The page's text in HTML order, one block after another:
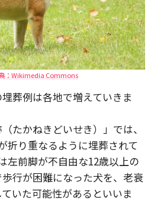
：Wikimedia Commons
葬例は各地で増えていきま
たかねきどいせき）」では、
折り重なるように埋葬されて
左前脚が不自由な12歳以上の
行が困難になった犬を、老衰
いた可能性があるといいま